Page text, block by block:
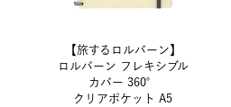
【旅するロルバーン】
ロルバーン フレキシブル
カバー 360°
クリアポケット A5